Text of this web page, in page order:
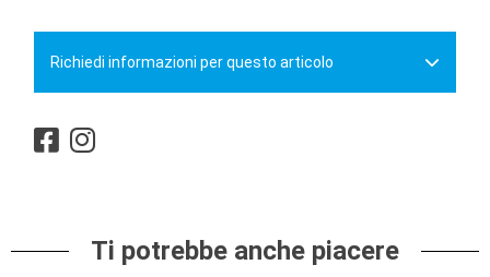
Richiedi informazioni per questo articolo
Ti potrebbe anche piacere